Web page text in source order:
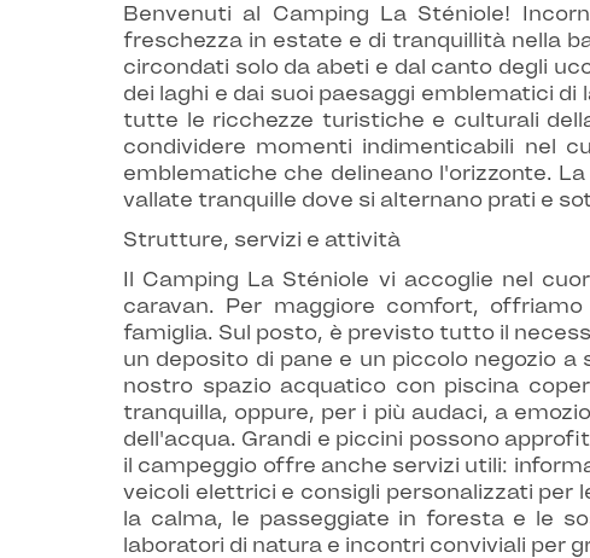
Benvenuti al Camping La Sténiole!
freschezza in estate e di tranquillità nella
circondati solo da abeti e dal canto degli
dei laghi e dai suoi paesaggi emblematici
tutte le ricchezze turistiche e culturali
condividere momenti indimenticabili nel
emblematiche che delineano l'orizzonte.
vallate tranquille dove si alternano prati e
Strutture, servizi e attività
Il Camping La Sténiole vi accoglie nel
caravan. Per maggiore comfort,
famiglia. Sul posto, è previsto tutto il
un deposito di pane e un piccolo negozio
nostro spazio acquatico con piscina
tranquilla, oppure, per i più audaci, a
dell'acqua. Grandi e piccini possono
il campeggio offre anche servizi utili:
veicoli elettrici e consigli personalizzati
la calma, le passeggiate in foresta e le
laboratori di natura e incontri conviviali per